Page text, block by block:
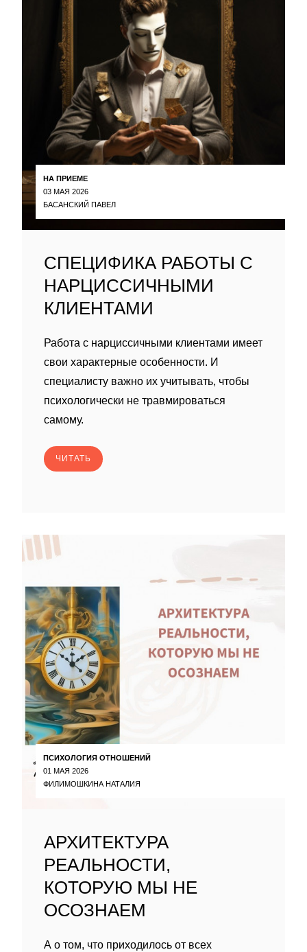
НА ПРИЕМЕ
03 МАЯ 2026
БАСАНСКИЙ ПАВЕЛ
СПЕЦИФИКА РАБОТЫ С
НАРЦИССИЧНЫМИ
КЛИЕНТАМИ
Работа с нарциссичными клиентами имеет
свои характерные особенности. И
специалисту важно их учитывать, чтобы
психологически не травмироваться
самому.
ЧИТАТЬ
ПСИХОЛОГИЯ ОТНОШЕНИЙ
01 МАЯ 2026
ФИЛИМОШКИНА НАТАЛИЯ
АРХИТЕКТУРА
РЕАЛЬНОСТИ,
КОТОРУЮ МЫ НЕ
ОСОЗНАЕМ
А о том, что приходилось от всех